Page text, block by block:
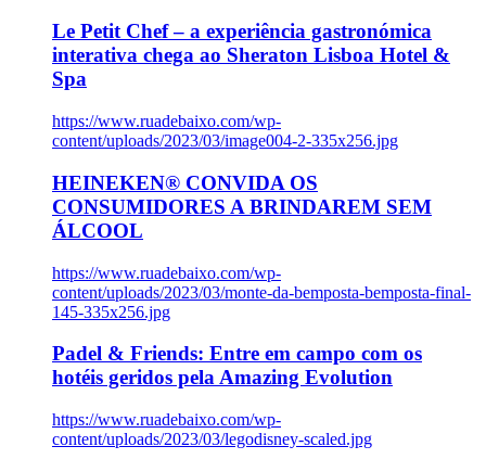
Le Petit Chef – a experiência gastronómica
interativa chega ao Sheraton Lisboa Hotel &
Spa
https://www.ruadebaixo.com/wp-
content/uploads/2023/03/image004-2-335x256.jpg
HEINEKEN® CONVIDA OS
CONSUMIDORES A BRINDAREM SEM
ÁLCOOL
https://www.ruadebaixo.com/wp-
content/uploads/2023/03/monte-da-bemposta-bemposta-final-
145-335x256.jpg
Padel & Friends: Entre em campo com os
hotéis geridos pela Amazing Evolution
https://www.ruadebaixo.com/wp-
content/uploads/2023/03/legodisney-scaled.jpg